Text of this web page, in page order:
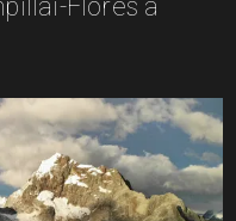
Flores a